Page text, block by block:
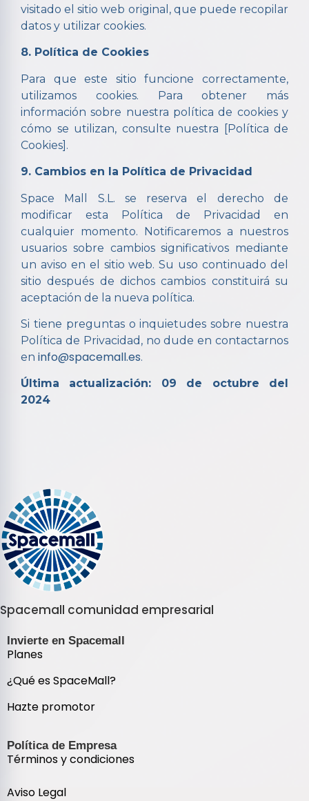
visitado el sitio web original, que puede recopilar
datos y utilizar cookies.
8. Política de Cookies
Para que este sitio funcione correctamente,
utilizamos cookies. Para obtener más
información sobre nuestra política de cookies y
cómo se utilizan, consulte nuestra [Política de
Cookies].
9. Cambios en la Política de Privacidad
Space Mall S.L. se reserva el derecho de
modificar esta Política de Privacidad en
cualquier momento. Notificaremos a nuestros
usuarios sobre cambios significativos mediante
un aviso en el sitio web. Su uso continuado del
sitio después de dichos cambios constituirá su
aceptación de la nueva política.
Si tiene preguntas o inquietudes sobre nuestra
Política de Privacidad, no dude en contactarnos
en info@spacemall.es.
Última actualización: 09 de octubre del
2024
Spacemall comunidad empresarial
Invierte en Spacemall
Planes
¿Qué es SpaceMall?
Hazte promotor
Política de Empresa
Términos y condiciones
Aviso Legal